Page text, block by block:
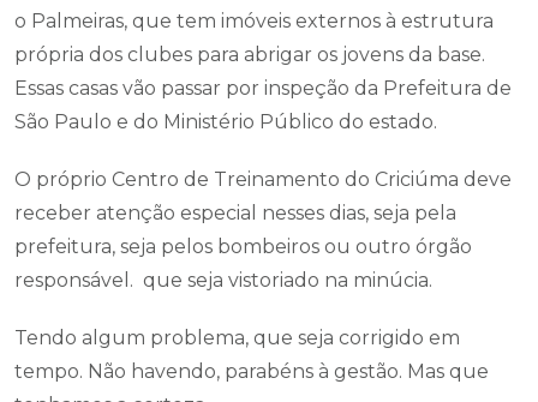
o Palmeiras, que tem imóveis externos à estrutura
própria dos clubes para abrigar os jovens da base.
Essas casas vão passar por inspeção da Prefeitura de
São Paulo e do Ministério Público do estado.
O próprio Centro de Treinamento do Criciúma deve
receber atenção especial nesses dias, seja pela
prefeitura, seja pelos bombeiros ou outro órgão
responsável. que seja vistoriado na minúcia.
Tendo algum problema, que seja corrigido em
tempo. Não havendo, parabéns à gestão. Mas que